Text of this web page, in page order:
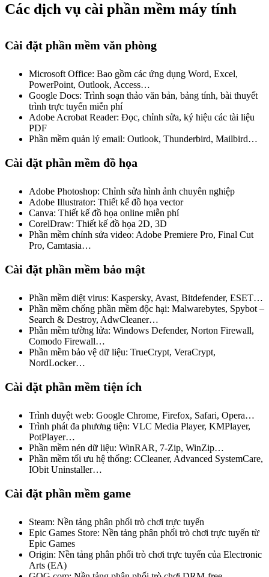
Các dịch vụ cài phần mềm máy tính
Cài đặt phần mềm văn phòng
Microsoft Office: Bao gồm các ứng dụng Word, Excel,
PowerPoint, Outlook, Access…
Google Docs: Trình soạn thảo văn bản, bảng tính, bài thuyết
trình trực tuyến miễn phí
Adobe Acrobat Reader: Đọc, chỉnh sửa, ký hiệu các tài liệu
PDF
Phần mềm quản lý email: Outlook, Thunderbird, Mailbird…
Cài đặt phần mềm đồ họa
Adobe Photoshop: Chỉnh sửa hình ảnh chuyên nghiệp
Adobe Illustrator: Thiết kế đồ họa vector
Canva: Thiết kế đồ họa online miễn phí
CorelDraw: Thiết kế đồ họa 2D, 3D
Phần mềm chỉnh sửa video: Adobe Premiere Pro, Final Cut
Pro, Camtasia…
Cài đặt phần mềm bảo mật
Phần mềm diệt virus: Kaspersky, Avast, Bitdefender, ESET…
Phần mềm chống phần mềm độc hại: Malwarebytes, Spybot –
Search & Destroy, AdwCleaner…
Phần mềm tường lửa: Windows Defender, Norton Firewall,
Comodo Firewall…
Phần mềm bảo vệ dữ liệu: TrueCrypt, VeraCrypt,
NordLocker…
Cài đặt phần mềm tiện ích
Trình duyệt web: Google Chrome, Firefox, Safari, Opera…
Trình phát đa phương tiện: VLC Media Player, KMPlayer,
PotPlayer…
Phần mềm nén dữ liệu: WinRAR, 7-Zip, WinZip…
Phần mềm tối ưu hệ thống: CCleaner, Advanced SystemCare,
IObit Uninstaller…
Cài đặt phần mềm game
Steam: Nền tảng phân phối trò chơi trực tuyến
Epic Games Store: Nền tảng phân phối trò chơi trực tuyến từ
Epic Games
Origin: Nền tảng phân phối trò chơi trực tuyến của Electronic
Arts (EA)